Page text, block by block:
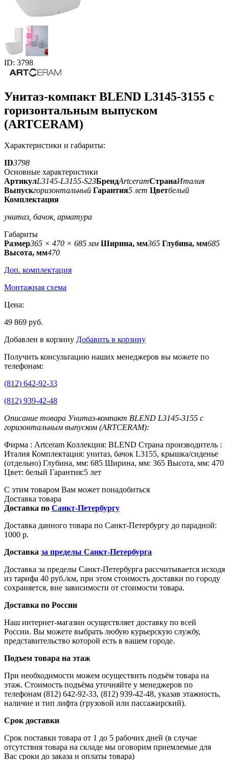
ID: 3798
Унитаз-компакт BLEND L3145-3155 с
горизонтальным выпуском
(ARTCERAM)
Характеристики и габариты:
ID3798
Основные характеристики
АртикулL3145-L3155-S23БрендArtceramСтранаИталия
Выпускгоризонтальный Гарантия5 лет Цветбелый
Комплектация
унитаз, бачок, арматура
Габариты
Размер365 × 470 × 685 мм Ширина, мм365 Глубина, мм685
Высота, мм470
Доп. комплектация
Монтажная схема
Цена:
49 869 руб.
Добавлен в корзину Добавить в корзину
Получить консультацию наших менеджеров вы можете по
телефонам:
(812) 642-92-33
(812) 939-42-48
Описание товара Унитаз-компакт BLEND L3145-3155 с
горизонтальным выпуском (ARTCERAM):
Фирма : Artceram Коллекция: BLEND Страна производитель :
Италия Комплектация: унитаз, бачок L3155, крышка/сиденье
(отдельно) Глубина, мм: 685 Ширина, мм: 365 Высота, мм: 470
Цвет: белый Гарантия:5 лет
С этим товаром Вам может понадобиться
Доставка товара
Доставка по Санкт-Петербургу
Доставка данного товара по Санкт-Петербургу до парадной:
1000 р.
Доставка за пределы Санкт-Петербурга
Доставка за пределы Санкт-Петербурга рассчитывается исходя
из тарифа 40 руб./км, при этом стоимость доставки по городу
сохраняется, вне зависимости от стоимости товара.
Доставка по России
Наш интернет-магазин осуществляет доставку по всей
России. Вы можете выбрать любую курьерскую службу,
представительство которой есть в вашем городе.
Подъем товара на этаж
При необходимости можем осуществить подъём товара на
этаж. Стоимость подъёма уточняйте у менеджеров по
телефонам (812) 642-92-33, (812) 939-42-48, указав этажность,
наличие и тип лифта (грузовой или пассажирский).
Срок доставки
Срок поставки товара от 1 до 5 рабочих дней (в случае
отсутствия товара на складе мы оговорим приемлемые для
Вас сроки до заказа и оплаты товара)